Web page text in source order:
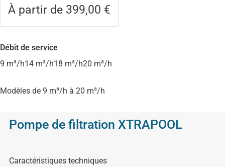
À partir de 399,00 €
Débit de service
9 m³/h14 m³/h18 m³/h20 m³/h
Modèles de 9 m³/h à 20 m³/h
Pompe de filtration XTRAPOOL
Caractéristiques techniques